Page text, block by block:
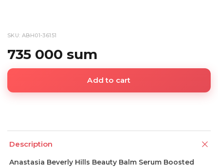
SKU: ABH01-36151
735 000 sum
Add to cart
Description
Anastasia Beverly Hills Beauty Balm Serum Boosted